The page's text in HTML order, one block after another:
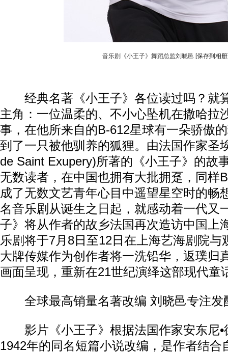
音乐剧《小王子》舞蹈总监刘晓邑 [保存到相
经典名著《小王子》各位读过吗？就
主角：一位温柔的、不小心坠机在撒哈拉
事，在他所来自的B-612星球有一朵骄傲
到了一只被他驯养的狐狸。由法国作家圣
de Saint Exupery)所著的《小王子》的故
无数读者，在中国也拥有大批拥趸，同样
成了无数文艺青年心目中遥望星空时的畅
名音乐剧从诞生之日起，就感动着一代又
子》将从作者的故乡法国再次造访中国上
乐剧将于7月8日至12日在上海艺海剧院与
大牌传媒作为创作者将一洗铅华，返璞归
画面呈现，重新在21世纪演绎这部现代童
全球最高销量名著改编 刘晓邑专注发
影片《小王子》根据法国作家安东尼•
1942年的同名短篇小说改编，是作者结合